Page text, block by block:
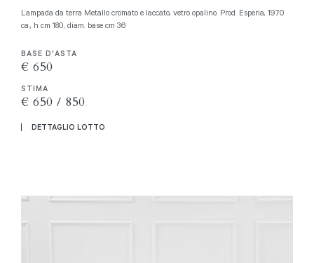
Lampada da terra Metallo cromato e laccato, vetro opalino. Prod. Esperia, 1970
ca., h cm 180, diam. base cm 36
BASE D'ASTA
€ 650
STIMA
€ 650 / 850
DETTAGLIO LOTTO